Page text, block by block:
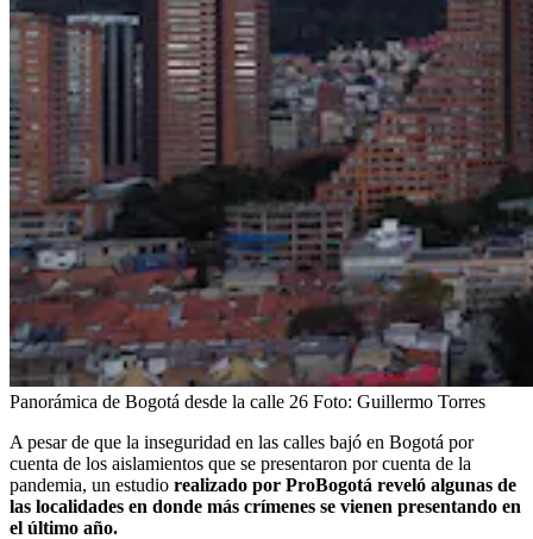
Panorámica de Bogotá desde la calle 26 Foto: Guillermo Torres
A pesar de que la inseguridad en las calles bajó en Bogotá por
cuenta de los aislamientos que se presentaron por cuenta de la
pandemia, un estudio realizado por ProBogotá reveló algunas de
las localidades en donde más crímenes se vienen presentando en
el último año.